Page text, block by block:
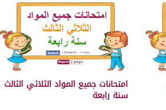
امتحانات جميع المواد الثلاثي الثالث
سنة رابعة